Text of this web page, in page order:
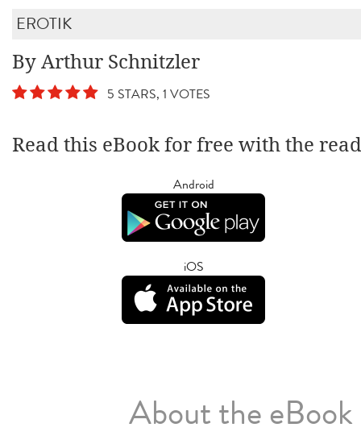
EROTIK
By Arthur Schnitzler
5 STARS, 1 VOTES
Read this eBook for free with the
Android
iOS
About the eBook